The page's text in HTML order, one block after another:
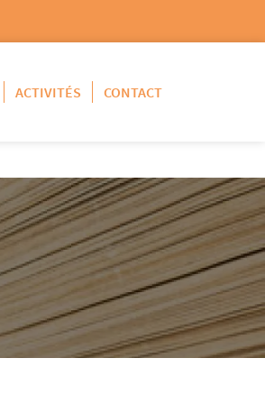
ACTIVITÉS CONTACT